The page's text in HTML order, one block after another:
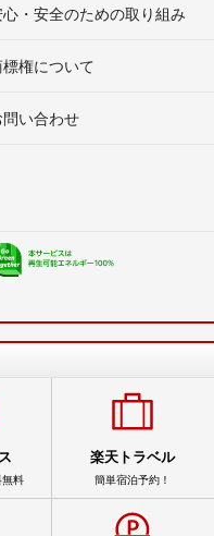
・安全のための取り組み
権について
問い合わせ
無料
楽天トラベル
簡単宿泊予約！